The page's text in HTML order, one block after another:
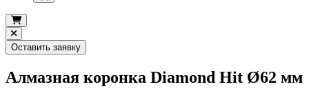
Оставить заявку
Алмазная коронка Diamond Hit Ø62 мм